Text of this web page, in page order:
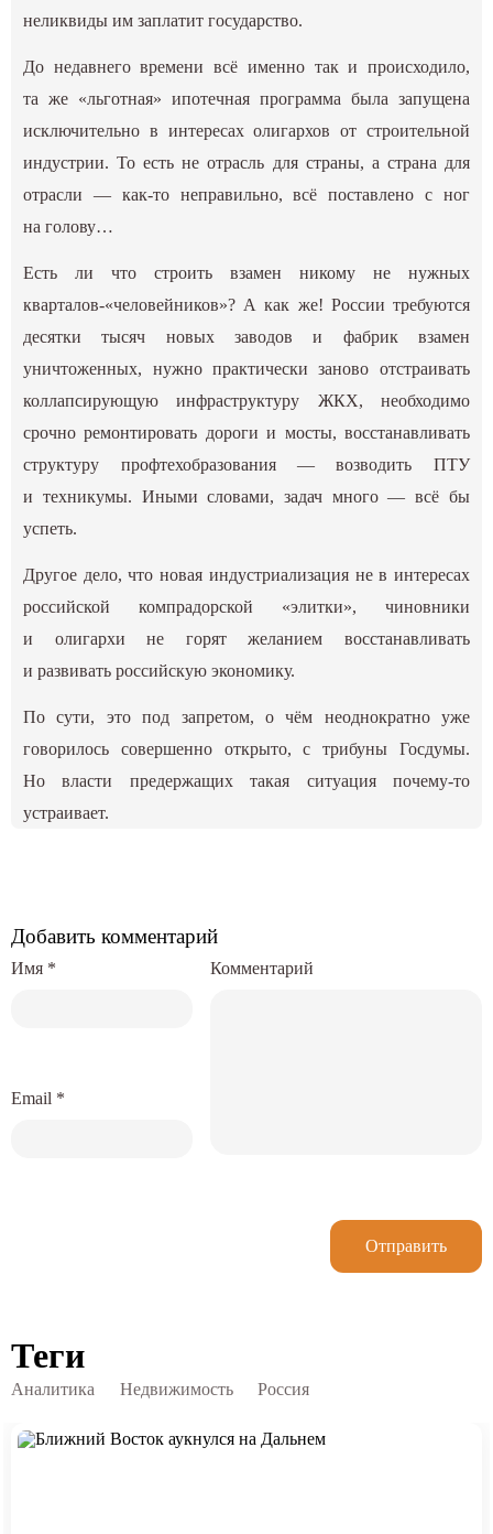
неликвиды им заплатит государство.
До недавнего времени всё именно так и происходило,
та же «льготная» ипотечная программа была запущена
исключительно в интересах олигархов от строительной
индустрии. То есть не отрасль для страны, а страна для
отрасли — как-то неправильно, всё поставлено с ног
на голову…
Есть ли что строить взамен никому не нужных
кварталов-«человейников»? А как же! России требуются
десятки тысяч новых заводов и фабрик взамен
уничтоженных, нужно практически заново отстраивать
коллапсирующую инфраструктуру ЖКХ, необходимо
срочно ремонтировать дороги и мосты, восстанавливать
структуру профтехобразования — возводить ПТУ
и техникумы. Иными словами, задач много — всё бы
успеть.
Другое дело, что новая индустриализация не в интересах
российской компрадорской «элитки», чиновники
и олигархи не горят желанием восстанавливать
и развивать российскую экономику.
По сути, это под запретом, о чём неоднократно уже
говорилось совершенно открыто, с трибуны Госдумы.
Но власти предержащих такая ситуация почему-то
устраивает.
Добавить комментарий
Комментарий
Имя *
Email *
Отправить
Теги
Аналитика Недвижимость Россия